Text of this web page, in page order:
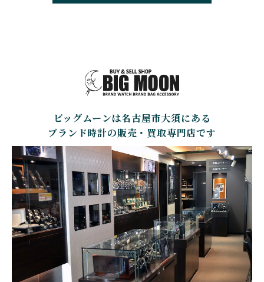
BELL＆ROSS SINN
ジン
CARTIER
カルティエ
CHANEL
シャネル
CHOPARD
ショパール
SEIKO
セイコー
GLASHUTTE ORIGINA
L
グラスヒュッテ・オリジ
ナル
CHRONOSWISS
クロノスイス
ALAIN SILBERSTEIN
アラン・シルベスタイン
CITIZEN
シチズン
BAMFORD LONDON
バンフォード・ロンドン
BAUME&MERCIER
ボーム＆メルシエ
BEAUBLEU
ボーブルー
BELL＆ROSS
ベル＆ロス
BLANCPAIN
ブランパン
BOLDR Supply Compan
y
ボルダー・サプライ・カ
ンパニー
BOVET
ボヴェ
BREGUET
ブレゲ
BREITLING
ブライトリング
BRUNO SOHNLE Glash
utte
ブルーノ・ゾンレー・ グ
ラスヒュッテ
ビッグムーンは名古屋市大須にある
ブランド時計の販売・買取専門店です